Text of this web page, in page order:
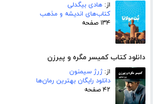
از: هادی بیگدلی
کتاب‌های اندیشه و مذهب
۱۳۴ صفحه
دانلود کتاب کمیسر مگره و پیرزن
از:ژرژ سیمنون
دانلود رایگان بهترین رمان‌ها
۴۲ صفحه